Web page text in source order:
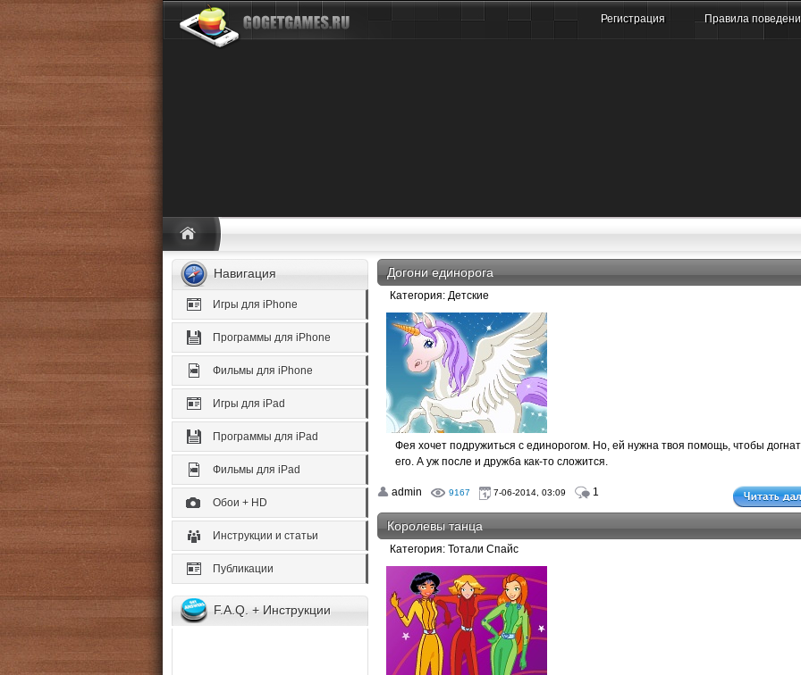
Регистрация Правила
Навигация
Игры для iPhone
Программы для iPhone
Фильмы для iPhone
Игры для iPad
Программы для iPad
Фильмы для iPad
Обои + HD
Инструкции и статьи
Публикации
F.A.Q. + Инструкции
Догони единорога
Категория: Детские
Фея хочет подружиться с единорогом. Но, ей нужна твоя помощь, чтобы
его. А уж после и дружба как-то сложится.
admin 9167 7-06-2014, 03:09 1
Королевы танца
Категория: Тотали Спайс